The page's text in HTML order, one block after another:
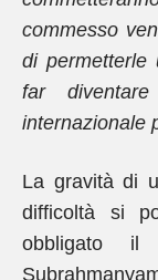
commesso
di permetterle
far
internazionale
La gravità di
difficoltà si
obbligato il